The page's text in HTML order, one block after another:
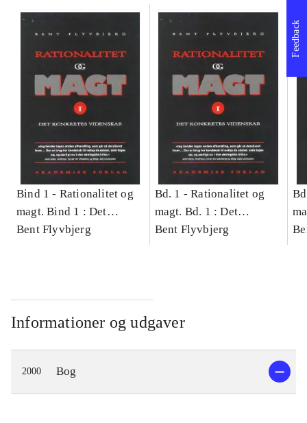
Bind 1 - Rationalitet og
magt. Bind 1 : Det
konkretes videnskab
Bent Flyvbjerg
Bd. 1 -Rationalitet og
magt. Bd. 1 : Det
konkretes videnskab
Bent Flyvbjerg
Informationer og udgaver
2000 Bog
Feedback